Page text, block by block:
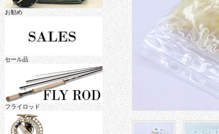
お勧め
セール品
フライロッド